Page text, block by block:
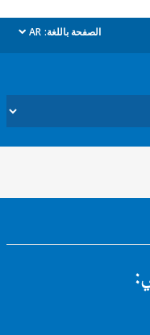
الصفحة باللغة: AR
dropdown